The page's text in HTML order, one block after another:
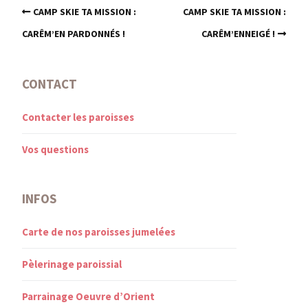
CAMP SKIE TA MISSION :
CARÊM’EN PARDONNÉS !
CAMP SKIE TA MISSION :
CARÊM’ENNEIGÉ !
CONTACT
Contacter les paroisses
Vos questions
INFOS
Carte de nos paroisses jumelées
Pèlerinage paroissial
Parrainage Oeuvre d’Orient